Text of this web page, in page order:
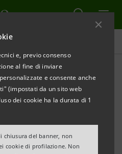
e, previo consenso
al fine di inviare
e consente anche
(impostati da un sito web
dei cookie ha la durata di 1
chiusura del banner, non
cookie di profilazione. Non
del Libro